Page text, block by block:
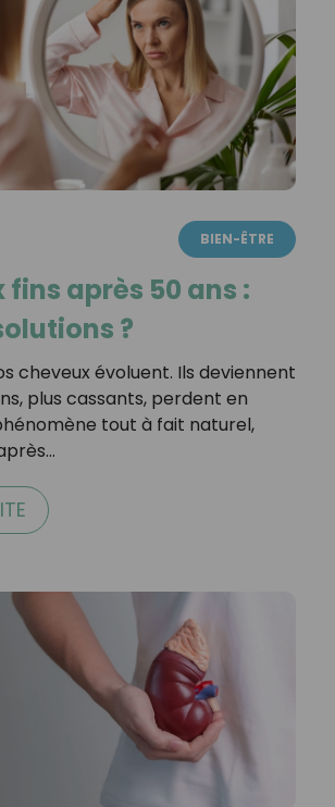
BIEN-ÊTRE
fins après 50 ans :
?
cheveux évoluent. Ils deviennent
plus cassants, perdent en
tout à fait naturel,